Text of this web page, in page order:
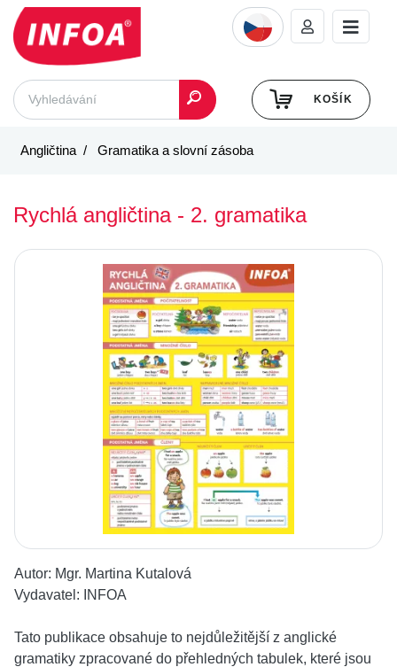
KOŠÍK
Angličtina Gramatika a slovní zásoba
Rychlá angličtina - 2. gramatika
Autor: Mgr. Martina Kutalová
Vydavatel:
INFOA
Tato publikace obsahuje to nejdůležitější z anglické
gramatiky zpracované do přehledných tabulek, které jsou